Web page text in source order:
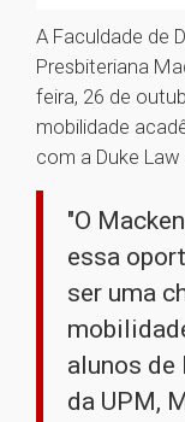
A Faculdade de
Presbiteriana
feira, 26 de
mobilidade
com a Duke
"O
essa
ser uma
alunos de
da UPM,